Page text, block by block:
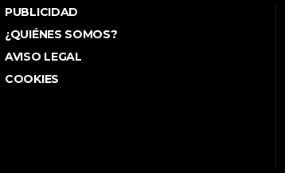
PUBLICIDAD
¿QUIÉNES SOMOS?
AVISO LEGAL
COOKIES